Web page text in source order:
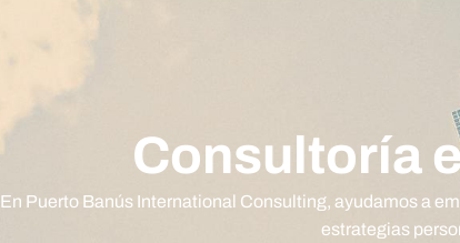
Consultoría
En Puerto Banús International Consulting, ayudamos a
estrategias